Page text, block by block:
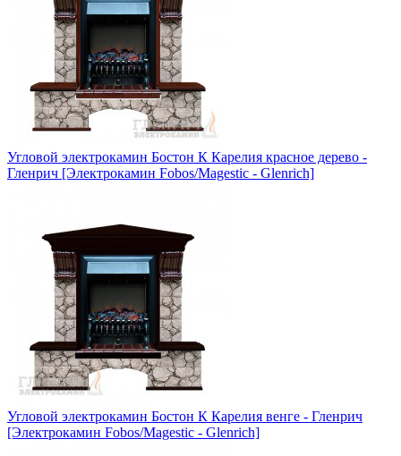
Угловой электрокамин Бостон К Карелия красное дерево -
Гленрич [Электрокамин Fobos/Magestic - Glenrich]
Угловой электрокамин Бостон К Карелия венге - Гленрич
[Электрокамин Fobos/Magestic - Glenrich]